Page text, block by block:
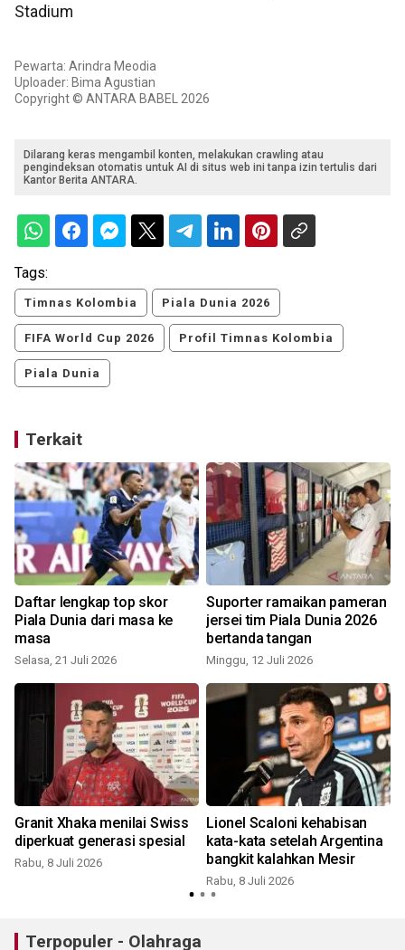
Stadium
Pewarta: Arindra Meodia
Uploader: Bima Agustian
Copyright © ANTARA BABEL 2026
Dilarang keras mengambil konten, melakukan crawling atau
pengindeksan otomatis untuk AI di situs web ini tanpa izin tertulis dari
Kantor Berita ANTARA.
Tags:
Timnas Kolombia Piala Dunia 2026
FIFA World Cup 2026 Profil Timnas Kolombia
Piala Dunia
Terkait
Daftar lengkap top skor
Piala Dunia dari masa ke
masa
Selasa, 21 Juli 2026
Suporter ramaikan pameran
jersei tim Piala Dunia 2026
bertanda tangan
Minggu, 12 Juli 2026
Granit Xhaka menilai Swiss
diperkuat generasi spesial
Rabu, 8 Juli 2026
Lionel Scaloni kehabisan
kata-kata setelah Argentina
bangkit kalahkan Mesir
Rabu, 8 Juli 2026
Terpopuler - Olahraga